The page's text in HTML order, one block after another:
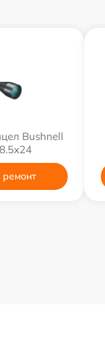
Bushnell